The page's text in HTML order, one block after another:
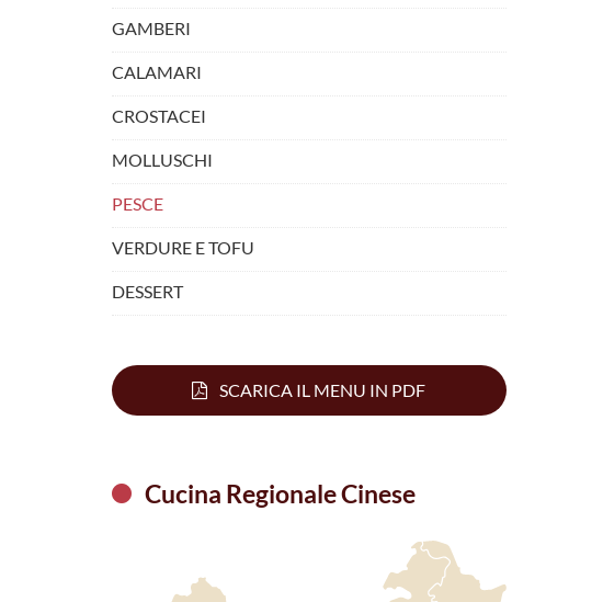
GAMBERI
CALAMARI
CROSTACEI
MOLLUSCHI
PESCE
VERDURE E TOFU
DESSERT
SCARICA IL MENU IN PDF
Cucina Regionale Cinese